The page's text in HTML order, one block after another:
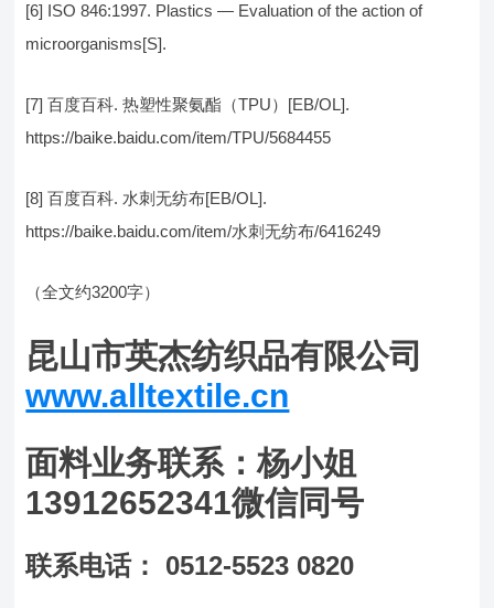
[6] ISO 846:1997. Plastics — Evaluation of the action of
microorganisms[S].
[7] 百度百科. 热塑性聚氨酯（TPU）[EB/OL].
https://baike.baidu.com/item/TPU/5684455
[8] 百度百科. 水刺无纺布[EB/OL].
https://baike.baidu.com/item/水刺无纺布/6416249
（全文约3200字）
昆山市英杰纺织品有限公司
www.alltextile.cn
面料业务联系：杨小姐
13912652341微信同号
联系电话： 0512-5523 0820